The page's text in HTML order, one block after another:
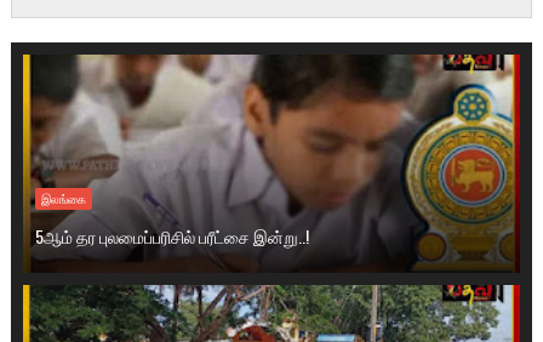
இலங்கை
5ஆம் தர புலமைப்பரிசில் பரீட்சை இன்று..!